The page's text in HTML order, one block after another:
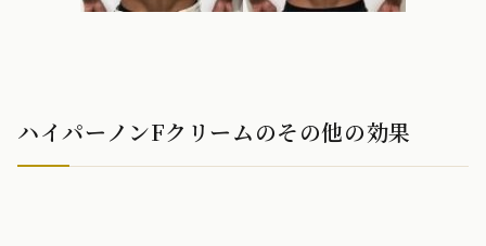
ハイパーノンFクリームのその他の効果